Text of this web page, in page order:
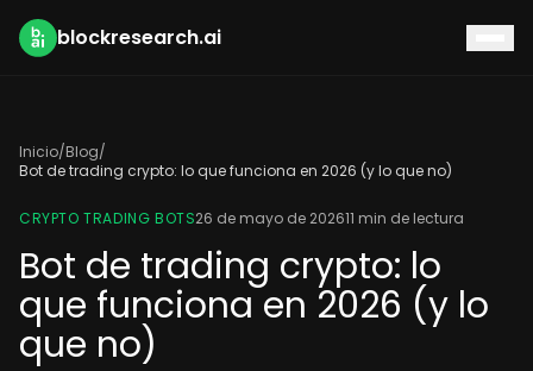
blockresearch.ai
Inicio/Blog/
Bot de trading crypto: lo que funciona en 2026 (y lo que no)
CRYPTO TRADING BOTS26 de mayo de 202611 min de lectura
Bot de trading crypto: lo
que funciona en 2026 (y lo
que no)